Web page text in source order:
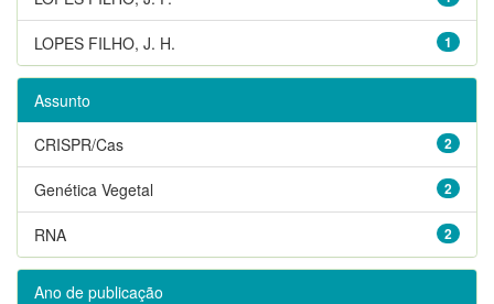
1
LOPES FILHO, J. H.
Assunto
2
CRISPR/Cas
2
Genética Vegetal
2
RNA
Ano de publicação